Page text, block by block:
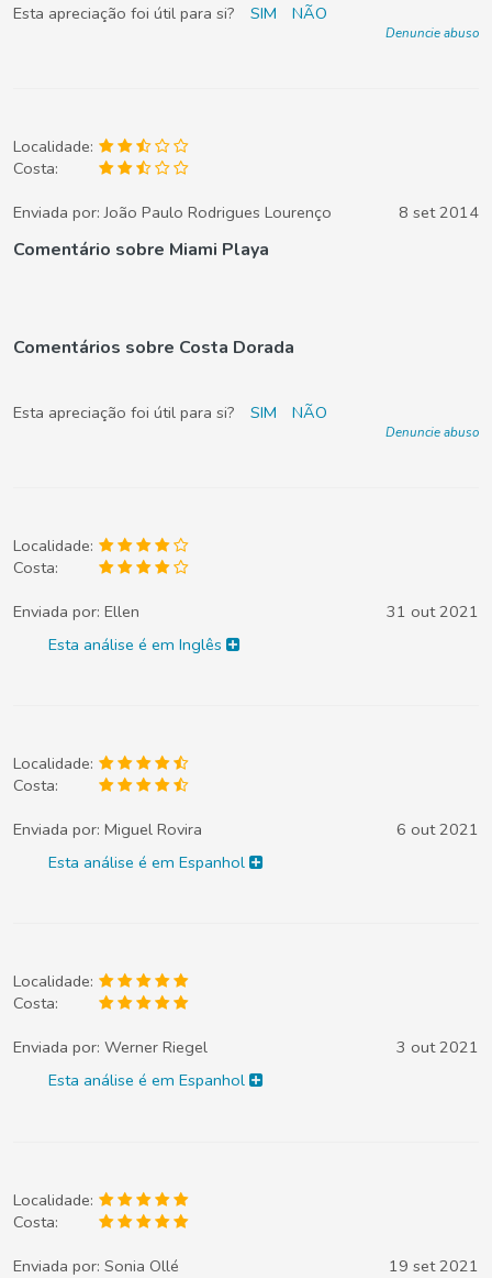
Esta apreciação foi útil para si? SIM NÃO
Denuncie abuso
Localidade:
Costa:
Enviada por:João Paulo Rodrigues Lourenço 8 set 2014
Comentário sobre Miami Playa
Comentários sobre Costa Dorada
Esta apreciação foi útil para si? SIM NÃO
Denuncie abuso
Localidade:
Costa:
Enviada por: Ellen
31 out 2021
Esta análise é em Inglês
Localidade:
Costa:
Enviada por: Miguel Rovira
6 out 2021
Esta análise é em Espanhol
Localidade:
Costa:
Enviada por: Werner Riegel
3 out 2021
Esta análise é em Espanhol
Localidade:
Costa:
Enviada por: Sonia Ollé 19 set 2021